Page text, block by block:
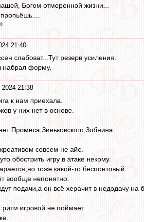
Богом отмеренной жизни...
21:40
слабоват...Тут резерв усиления.
набрал форму.
2024 21:38
к нам приехала.
у них нет в основе.
Промеса,Зиньковского,Зобнина.
совсем не айс.
обострить игру в атаке некому.
тоже какой-то беспонтовый.
вообще непонятно.
подачи,а он всё херачит в недодачу на
игровой не поймает.